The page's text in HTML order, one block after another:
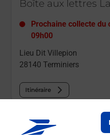
Boîte aux lettres
Prochaine collecte du
09h00
Lieu Dit Villepion
28140 Terminiers
Itinéraire
Boîte aux lettres
Le lien s'ouvre dans un nouvel